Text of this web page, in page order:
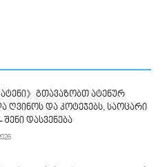
ატენი》გთავაზობთ ატენურ
ღვინოს და კოტეჯებს, საოცარი
დასვენება